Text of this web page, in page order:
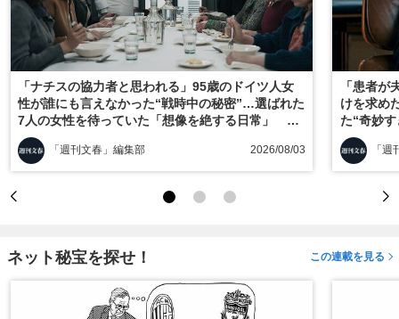
「ナチスの協力者と思われる」95歳のドイツ人女
性が誰にも言えなかった“戦時中の秘密”…選ばれた
7人の女性を待っていた「想像を絶する日常」
『ヒトラーの毒見役』を採点！
「週刊文春」編集部 2026/08/03
「患者が
けを求め
た“奇妙
ス』を採
「
ネット秘宝を探せ！ この連載を見る